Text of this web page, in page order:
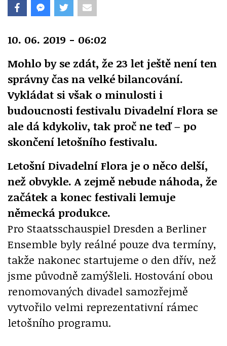
10. 06. 2019 - 06:02
Mohlo by se zdát, že 23 let ještě není ten
správny čas na velké bilancování.
Vykládat si však o minulosti i
budoucnosti festivalu Divadelní Flora se
ale dá kdykoliv, tak proč ne teď – po
skončení letošního festivalu.
Letošní Divadelní Flora je o něco delší,
než obvykle. A zejmě nebude náhoda, že
začátek a konec festivali lemuje
německá produkce.
Pro Staatsschauspiel Dresden a Berliner
Ensemble byly reálné pouze dva termíny,
takže nakonec startujeme o den dřív, než
jsme původně zamýšleli. Hostování obou
renomovaných divadel samozřejmě
vytvořilo velmi reprezentativní rámec
letošního programu.